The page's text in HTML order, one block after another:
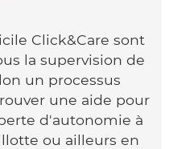
Click&Care sont
la supervision de
un processus
une aide pour
d'autonomie à
ou ailleurs en